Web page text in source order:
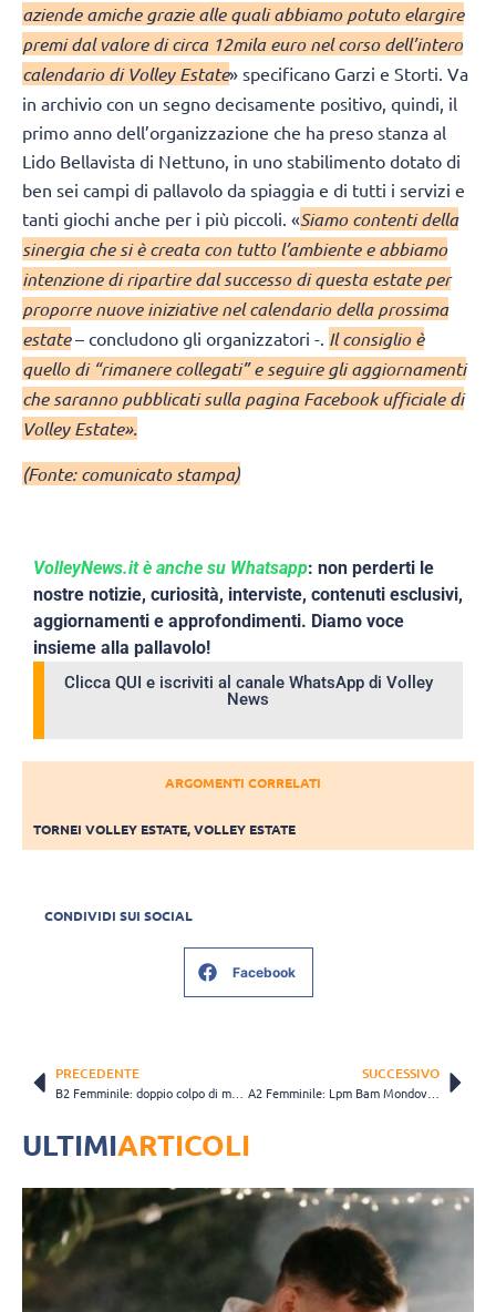
aziende amiche grazie alle quali abbiamo potuto elargire
premi dal valore di circa 12mila euro nel corso dell’intero
calendario di Volley Estate» specificano Garzi e Storti. Va
in archivio con un segno decisamente positivo, quindi, il
primo anno dell’organizzazione che ha preso stanza al
Lido Bellavista di Nettuno, in uno stabilimento dotato di
ben sei campi di pallavolo da spiaggia e di tutti i servizi e
tanti giochi anche per i più piccoli. «Siamo contenti della
sinergia che si è creata con tutto l’ambiente e abbiamo
intenzione di ripartire dal successo di questa estate per
proporre nuove iniziative nel calendario della prossima
estate– concludono gli organizzatori -. Il consiglio è
quello di “rimanere collegati” e seguire gli aggiornamenti
che saranno pubblicati sulla pagina Facebook ufficiale di
Volley Estate».
(Fonte: comunicato stampa)
VolleyNews.it è anche su Whatsapp: non perderti le
nostre notizie, curiosità, interviste, contenuti esclusivi,
aggiornamenti e approfondimenti. Diamo voce
insieme alla pallavolo!
Clicca QUI e iscriviti al canale WhatsApp di Volley
News
ARGOMENTI CORRELATI
TORNEI VOLLEY ESTATE,VOLLEY ESTATE
CONDIVIDI SUI SOCIAL
Facebook
PRECEDENTE
B2 Femminile: doppio colpo di mercato in casa Antoniana Volley. Arrivano Volaj e Dodi
SUCCESSIVO
A2 Femminile: Lpm Bam Mondovì, ufficializzati i numeri di maglia
ULTIMIARTICOLI